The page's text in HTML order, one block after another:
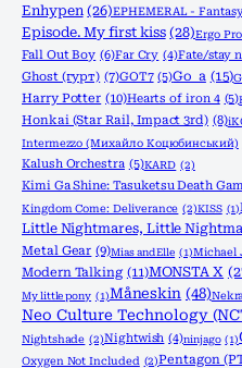
Enhypen (26)EPHEMERAL -
Episode. My first kiss (28)Ergo
Fall Out Boy (6)Far Cry (4)Fate/stay
Ghost (гурт) (7)GOT7 (5)Go_a (15)
Harry Potter (10)Hearts of iron 4 (5)
Honkai (Star Rail, Impact 3rd) (8)
Intermezzo (Михайло Коцюбинський)
Kalush Orchestra (5)KARD (2)
Kimi Ga Shine: Tasuketsu Death
Kingdom Come: Deliverance (2)KISS (1)
Little Nightmares, Little
Metal Gear (9)Mias and Elle (1)Michael
Modern Talking (11)MONSTA X
My little pony (1)Måneskin (48)
Neo Culture Technology
Nightshade (2)Nightwish (4)ninjago (1)
Oxygen Not Included (2)Pentagon